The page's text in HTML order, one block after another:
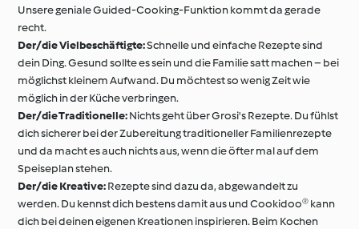
Unsere geniale Guided-Cooking-Funktion kommt da gerade
recht.
Der/die Vielbeschäftigte:Schnelle und einfache Rezepte sind
dein Ding. Gesund sollte es sein und die Familie satt machen – bei
möglichst kleinem Aufwand. Du möchtest so wenig Zeit wie
möglich in der Küche verbringen.
Der/die Traditionelle:Nichts geht über Grosi's Rezepte. Du fühlst
dich sicherer bei der Zubereitung traditioneller Familienrezepte
und da macht es auch nichts aus, wenn die öfter mal auf dem
Speiseplan stehen.
Der/die Kreative:Rezepte sind dazu da, abgewandelt zu
werden. Du kennst dich bestens damit aus und Cookidoo® kann
dich bei deinen eigenen Kreationen inspirieren. Beim Kochen